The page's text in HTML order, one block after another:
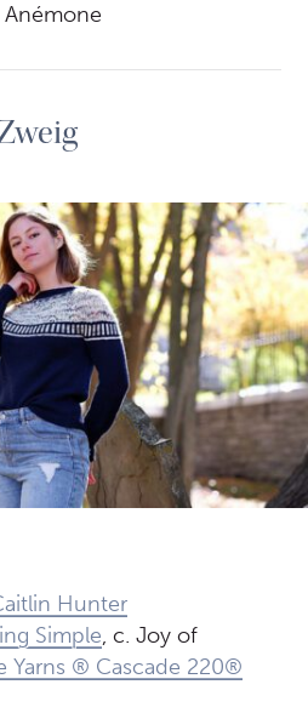
Anémone
Hunter
Simple, c. Joy of
Yarns ® Cascade 220®